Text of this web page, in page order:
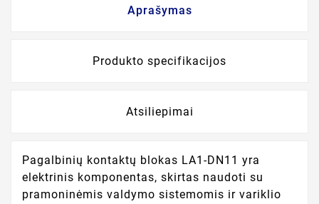
Aprašymas
Produkto specifikacijos
Atsiliepimai
Pagalbinių kontaktų blokas LA1-DN11 yra
elektrinis komponentas, skirtas naudoti su
pramoninėmis valdymo sistemomis ir variklio